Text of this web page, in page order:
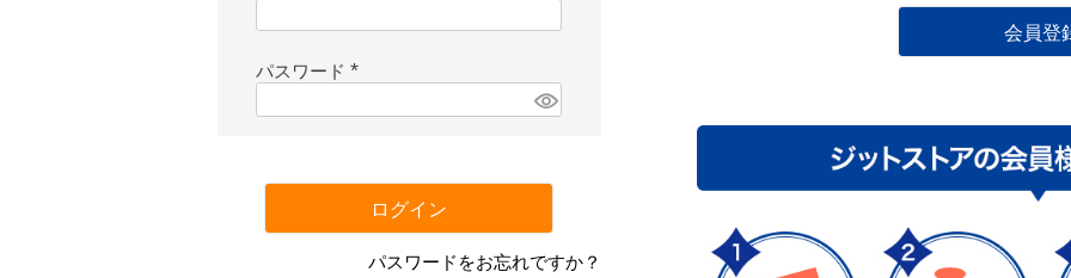
必
パスワード
必
ログイン
パスワードをお忘れですか？
会員登